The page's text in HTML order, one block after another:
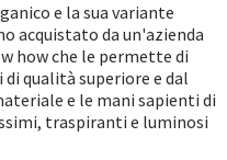
e la sua variante
acquistato da un'azienda
how che le permette di
qualità superiore e dal
e le mani sapienti di
traspiranti e luminosi